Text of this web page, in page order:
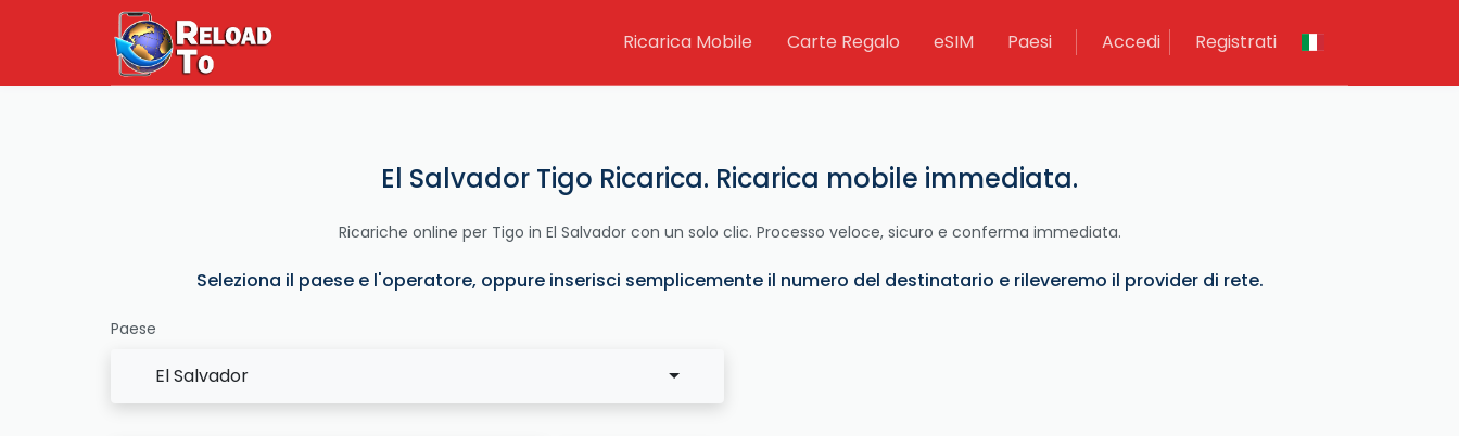
Ricarica Mobile Carte Regalo eSIM Paesi Accedi Registrati
El Salvador Tigo Ricarica. Ricarica mobile immediata.
Ricariche online per Tigo in El Salvador con un solo clic. Processo veloce, sicuro e conferma immediata.
Seleziona il paese e l'operatore, oppure inserisci semplicemente il numero del destinatario e rileveremo il provider di rete.
Paese
El Salvador